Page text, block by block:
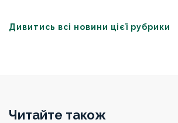
Дивитись всі новини цієї рубрики
Читайте також